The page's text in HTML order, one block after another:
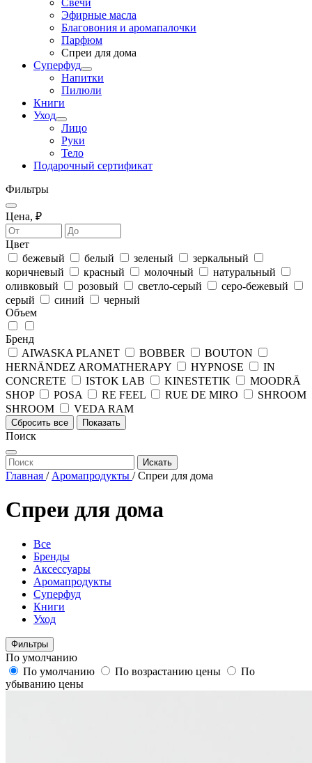
Свечи
Эфирные масла
Благовония и аромапалочки
Парфюм
Спреи для дома
Суперфуд
Напитки
Пилюли
Книги
Уход
Лицо
Руки
Тело
Подарочный сертификат
Фильтры
Цена, ₽
Цвет
бежевый
белый зеленый
зеркальный
коричневый
красный молочный
натуральный
оливковый
розовый светло-серый
серо-бежевый
серый
синий
черный
Объем
Бренд
AIWASKA PLANET
BOBBER
BOUTON
HERNÄNDEZ AROMATHERAPY
HYPNOSE
IN
CONCRETE
ISTOK LAB KINESTETIK
MOODRĀ
SHOP
POSA RE FEEL RUE DE MIRO
SHROOM
SHROOM
VEDA RAM
Сбросить все Показать
Поиск
Искать
Главная / Аромапродукты /Спреи для дома
Спреи для дома
Все
Бренды
Аксессуары
Аромапродукты
Суперфуд
Книги
Уход
Фильтры
По умолчанию
По умолчанию
По возрастанию цены
По
убыванию цены